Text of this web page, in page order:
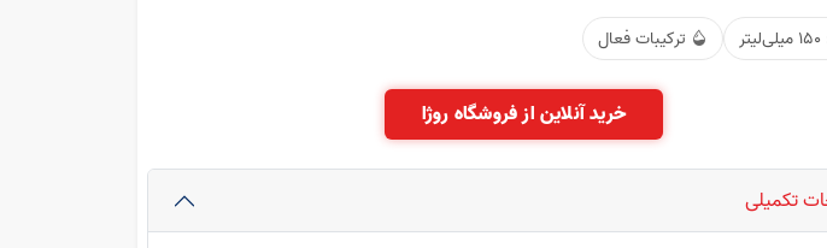
ترکیبات فعال
خرید آنلاین از فروشگاه روژا
تکمیلی